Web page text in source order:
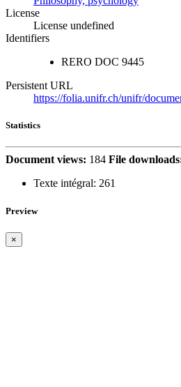
License
License undefined
Identifiers
RERO DOC 9445
Persistent URL
https://folia.unifr.ch/unifr/
Statistics
Document views: 184 File
Texte intégral: 261
Preview
×